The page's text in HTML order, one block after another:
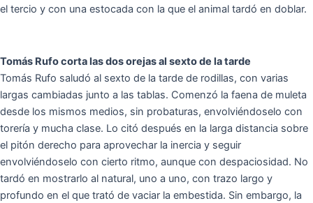
el tercio y con una estocada con la que el animal tardó en doblar.
Tomás Rufo corta las dos orejas al sexto de la tarde
Tomás Rufo saludó al sexto de la tarde de rodillas, con varias
largas cambiadas junto a las tablas. Comenzó la faena de muleta
desde los mismos medios, sin probaturas, envolviéndoselo con
torería y mucha clase. Lo citó después en la larga distancia sobre
el pitón derecho para aprovechar la inercia y seguir
envolviéndoselo con cierto ritmo, aunque con despaciosidad. No
tardó en mostrarlo al natural, uno a uno, con trazo largo y
profundo en el que trató de vaciar la embestida. Sin embargo, la